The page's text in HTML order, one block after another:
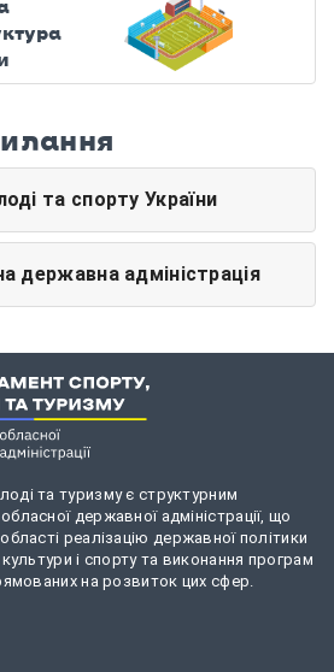
та спорту України
державна адміністрація
та туризму є структурним
державної адміністрації, що
реалізацію державної політики
і спорту та виконання програм
на розвиток цих сфер.